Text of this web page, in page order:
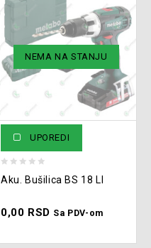
NEMA NA STANJU
UPOREDI
out
5
Aku. Bušilica BS 18 LI
0,00 RSD Sa PDV-om